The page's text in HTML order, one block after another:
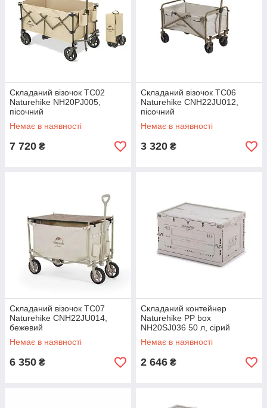
Складаний візочок ТС02
Naturehike NH20PJ005,
пісочний
Немає в наявності
7 720 ₴
Складаний візочок ТС06
Naturehike CNH22JU012,
пісочний
Немає в наявності
3 320 ₴
Складаний візочок ТС07
Naturehike CNH22JU014,
бежевий
Немає в наявності
6 350 ₴
Складаний контейнер
Naturehike PP box
NH20SJ036 50 л, сірий
Немає в наявності
2 646 ₴